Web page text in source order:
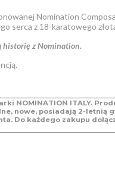
Nomination
serca z 18-karatowego
historię z Nomination.
NOMINATION ITALY.
nowe, posiadają 2-letnią
Do każdego zakupu